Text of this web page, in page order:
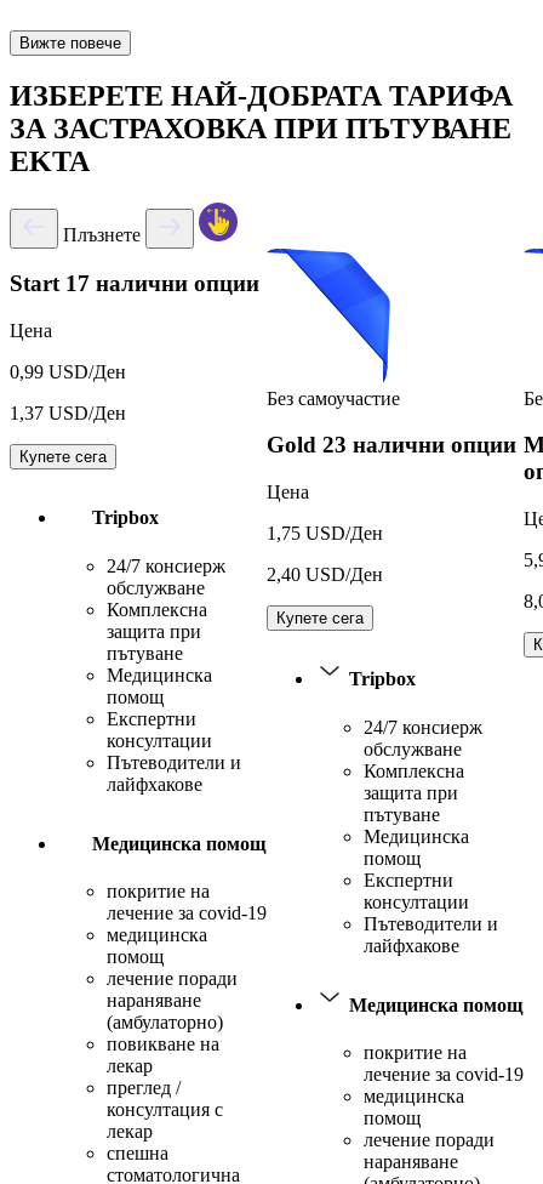
Вижте повече
ИЗБЕРЕТЕ НАЙ-ДОБРАТА ТАРИФА
ЗА ЗАСТРАХОВКА ПРИ ПЪТУВАНЕ
EKTA
Плъзнете
Start 17 налични опции
Цена
0,99 USD/Ден
1,37 USD/Ден
Купете сега
Tripbox
24/7 консиерж
обслужване
Комплексна
защита при
пътуване
Медицинска
помощ
Експертни
консултации
Пътеводители и
лайфхакове
Медицинска помощ
покритие на
лечение за covid-19
медицинска
помощ
лечение поради
нараняване
(амбулаторно)
повикване на
лекар
преглед /
консултация с
лекар
спешна
стоматологична
Без самоучастие
Gold 23 налични опции
Цена
1,75 USD/Ден
2,40 USD/Ден
Купете сега
Tripbox
24/7 консиерж
обслужване
Комплексна
защита при
пътуване
Медицинска
помощ
Експертни
консултации
Пътеводители и
лайфхакове
Медицинска помощ
покритие на
лечение за covid-19
медицинска
помощ
лечение поради
нараняване